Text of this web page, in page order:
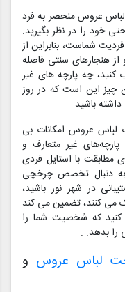
عروس منحصر به فرد
را در نظر بگیرید.
شماست، بنابراین از
هنجارهای سنتی فاصله
چه پارچه های غیر
چیز این است که در روز
باشید.
لباس عروس امکانات بی
پارچه‌های غیر متعارف و
مطابقت با استایل فردی
به دنبال تخصص چرخچی
در شهر نور باشید،
می کنند، تضمین می کند
کنید که شخصیت شما را
بدهد. .
لباس عروس و